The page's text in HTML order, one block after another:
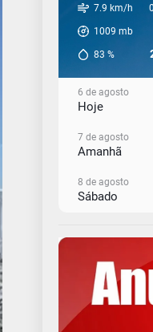
7.9 km/h
1009 mb
83 %
6 de agosto
Hoje
7 de agosto
Amanhã
8 de agosto
Sábado
Domingo
10 de agosto
Segunda-Feira
11 de agosto